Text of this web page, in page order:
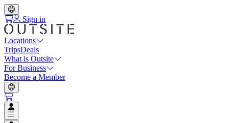
Sign in
Locations
TripsDeals
What is Outsite
For Business
Become a Member
Open user menu